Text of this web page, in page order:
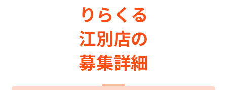
りらくる
江別店の
募集詳細